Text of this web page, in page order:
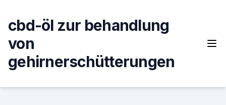
content
cbd-öl zur behandlung
von
gehirnerschütterungen